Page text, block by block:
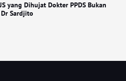
yang Dihujat Dokter PPDS Bukan
Dr Sardjito